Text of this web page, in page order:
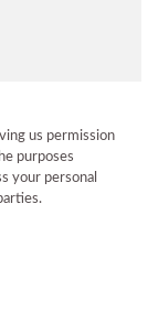
us permission
purposes
your personal